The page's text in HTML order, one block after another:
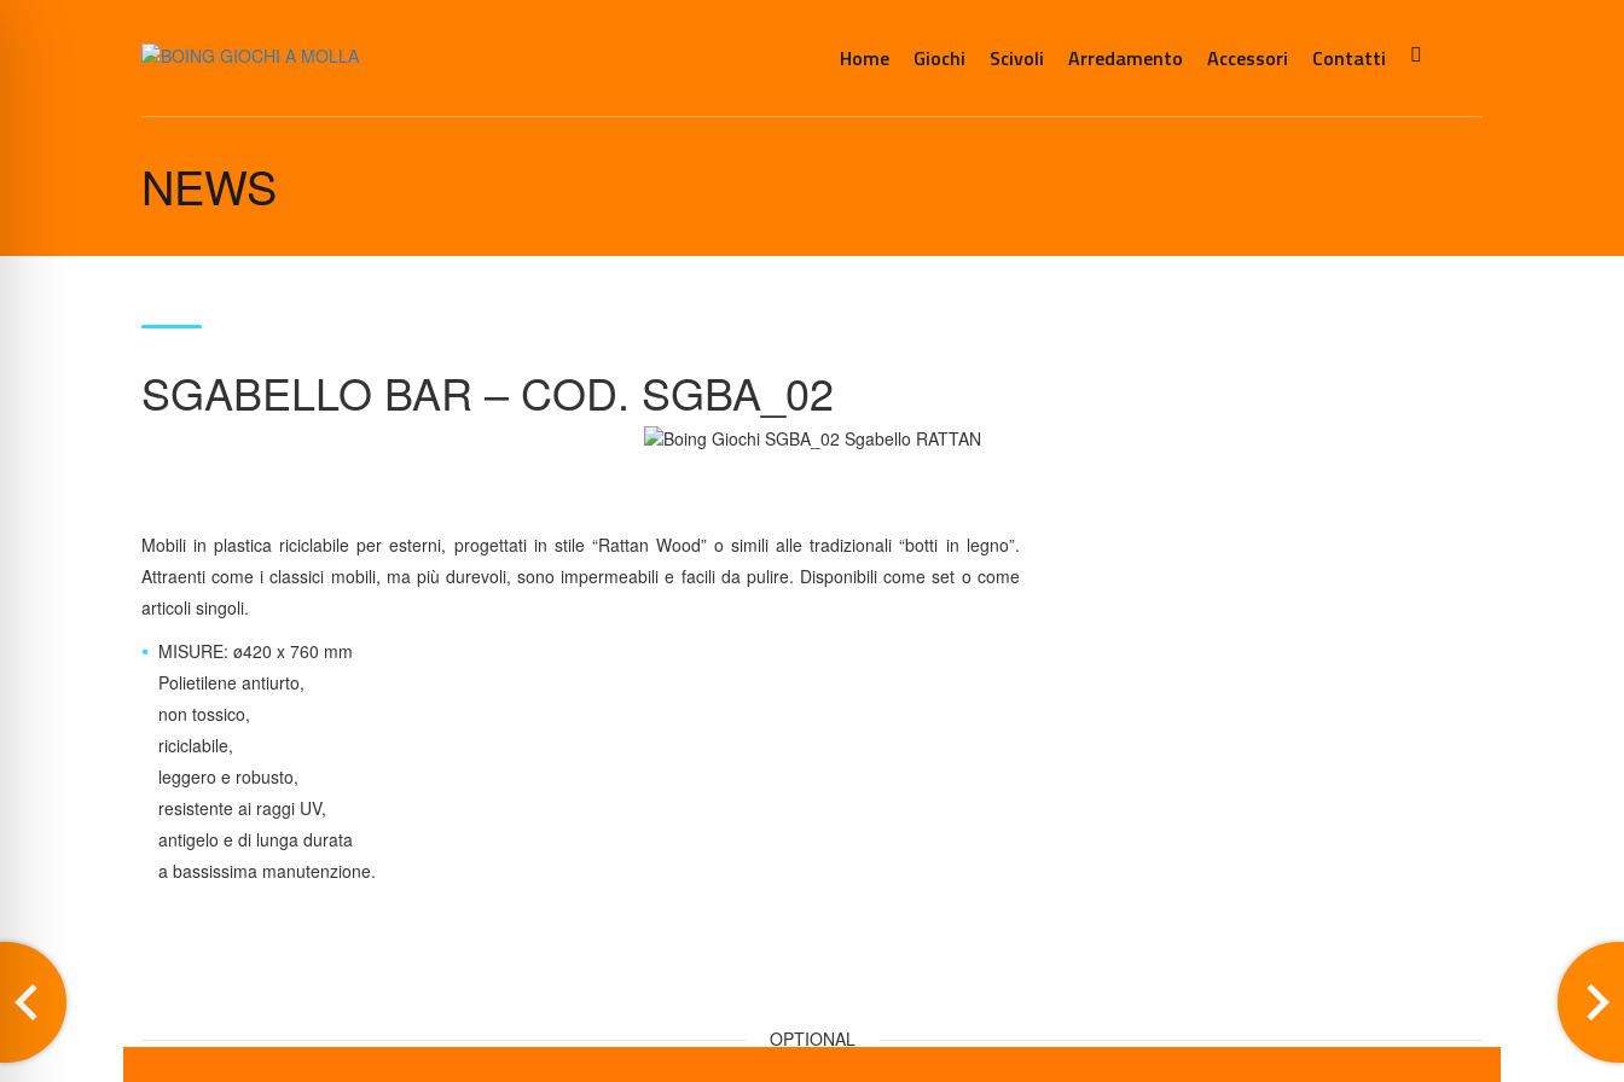
Home Giochi Scivoli Arredamento Accessori Contatti
NEWS
SGABELLO BAR – COD. SGBA_02
Mobili in plastica riciclabile per esterni, progettati in stile “Rattan Wood” o simili alle tradizionali “botti in legno”.
Attraenti come i classici mobili, ma più durevoli, sono impermeabili e facili da pulire. Disponibili come set o come
articoli singoli.
MISURE: ø420 x 760 mm
Polietilene antiurto,
non tossico,
riciclabile,
leggero e robusto,
resistente ai raggi UV,
antigelo e di lunga durata
a bassissima manutenzione.
OPTIONAL